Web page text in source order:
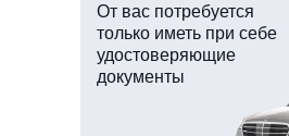
От вас потребуется
только иметь при себе
удостоверяющие
документы